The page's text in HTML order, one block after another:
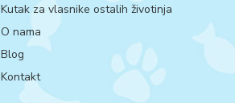
Kutak za vlasnike ostalih životinja
O nama
Blog
Kontakt